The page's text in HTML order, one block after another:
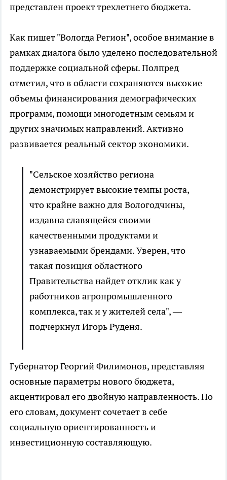
представлен проект трехлетнего бюджета.
Как пишет "Вологда Регион", особое внимание в
рамках диалога было уделено последовательной
поддержке социальной сферы. Полпред
отметил, что в области сохраняются высокие
объемы финансирования демографических
программ, помощи многодетным семьям и
других значимых направлений. Активно
развивается реальный сектор экономики.
"Сельское хозяйство региона
демонстрирует высокие темпы роста,
что крайне важно для Вологодчины,
издавна славящейся своими
качественными продуктами и
узнаваемыми брендами. Уверен, что
такая позиция областного
Правительства найдет отклик как у
работников агропромышленного
комплекса, так и у жителей села", —
подчеркнул Игорь Руденя.
Губернатор Георгий Филимонов, представляя
основные параметры нового бюджета,
акцентировал его двойную направленность. По
его словам, документ сочетает в себе
социальную ориентированность и
инвестиционную составляющую.